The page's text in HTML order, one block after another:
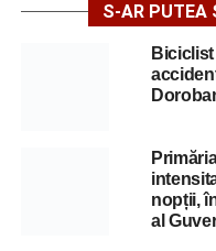
S-AR PUTEA
nopții,
al